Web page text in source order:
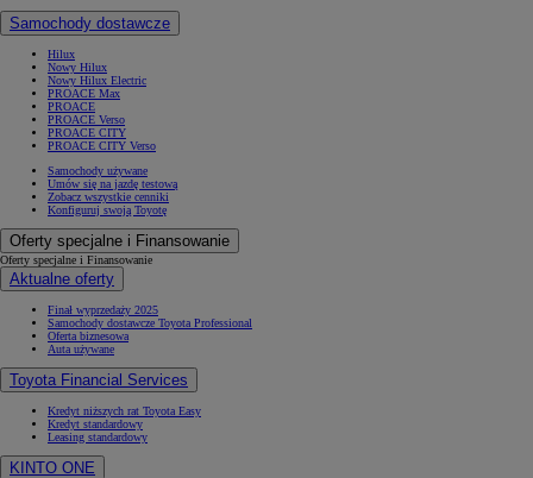
Samochody dostawcze
Hilux
Nowy Hilux
Nowy Hilux Electric
PROACE Max
PROACE
PROACE Verso
PROACE CITY
PROACE CITY Verso
Samochody używane
Umów się na jazdę testową
Zobacz wszystkie cenniki
Konfiguruj swoją Toyotę
Oferty specjalne i Finansowanie
Oferty specjalne i Finansowanie
Aktualne oferty
Finał wyprzedaży 2025
Samochody dostawcze Toyota Professional
Oferta biznesowa
Auta używane
Toyota Financial Services
Kredyt niższych rat Toyota Easy
Kredyt standardowy
Leasing standardowy
KINTO ONE